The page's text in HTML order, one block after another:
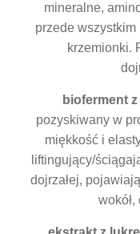
mineralne,
przede wszystkim
krzemionki.
bioferment
pozyskiwany w
miękkość i
liftingujący/
dojrzałej,